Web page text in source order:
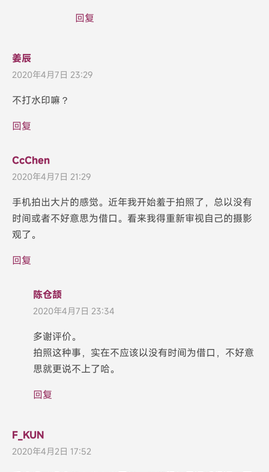
回复
姜辰
2020年4月7日 23:29
不打水印嘛？
回复
CcChen
2020年4月7日 21:29
手机拍出大片的感觉。近年我开始羞于拍照了，总以没有
时间或者不好意思为借口。看来我得重新审视自己的摄影
观了。
回复
陈仓颉
2020年4月7日 23:34
多谢评价。
拍照这种事，实在不应该以没有时间为借口，不好意
思就更说不上了哈。
回复
F_KUN
2020年4月2日 17:52